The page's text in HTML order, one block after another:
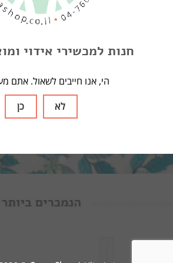
חנות למכשירי אידוי
? הי, אנו חייבים לשאול. אתם
כן
לא
volutpat.